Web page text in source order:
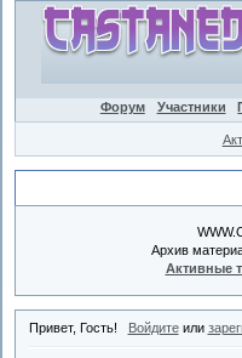
Форум Участники
Архив
Активные
Привет, Гость! Войдитеили